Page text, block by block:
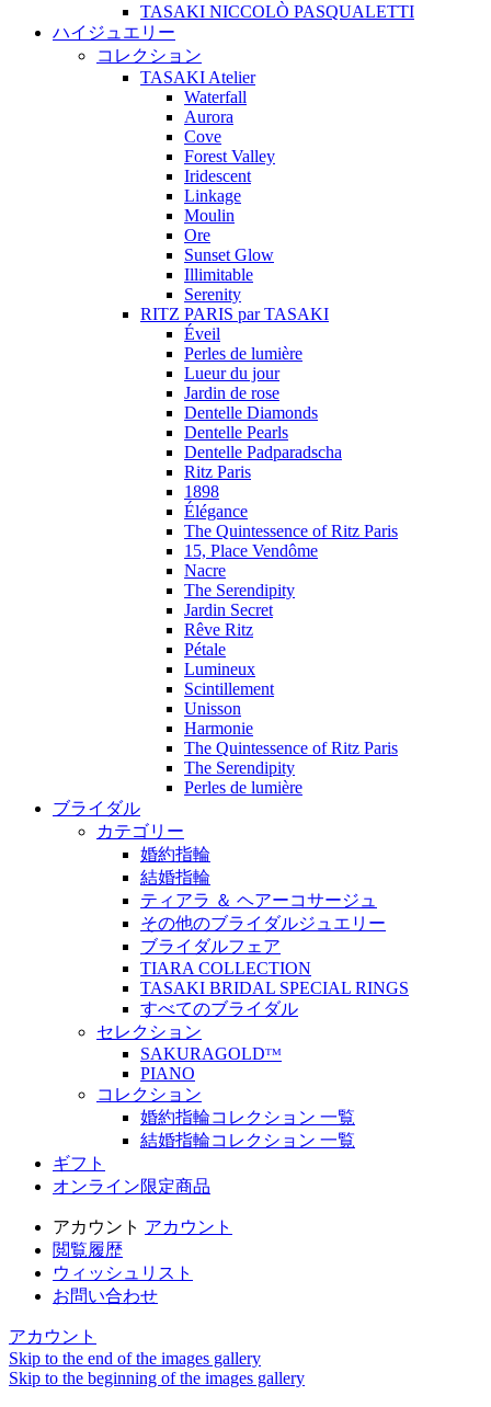
TASAKI NICCOLÒ PASQUALETTI
ハイジュエリー
コレクション
TASAKI Atelier
Waterfall
Aurora
Cove
Forest Valley
Iridescent
Linkage
Moulin
Ore
Sunset Glow
Illimitable
Serenity
RITZ PARIS par TASAKI
Éveil
Perles de lumière
Lueur du jour
Jardin de rose
Dentelle Diamonds
Dentelle Pearls
Dentelle Padparadscha
Ritz Paris
1898
Élégance
The Quintessence of Ritz Paris
15, Place Vendôme
Nacre
The Serendipity
Jardin Secret
Rêve Ritz
Pétale
Lumineux
Scintillement
Unisson
Harmonie
The Quintessence of Ritz Paris
The Serendipity
Perles de lumière
ブライダル
カテゴリー
婚約指輪
結婚指輪
ティアラ ＆ ヘアーコサージュ
その他のブライダルジュエリー
ブライダルフェア
TIARA COLLECTION
TASAKI BRIDAL SPECIAL RINGS
すべてのブライダル
セレクション
SAKURAGOLDᵀᴹ
PIANO
コレクション
婚約指輪コレクション 一覧
結婚指輪コレクション 一覧
ギフト
オンライン限定商品
アカウント アカウント
閲覧履歴
ウィッシュリスト
お問い合わせ
アカウント
Skip to the end of the images gallery
Skip to the beginning of the images gallery